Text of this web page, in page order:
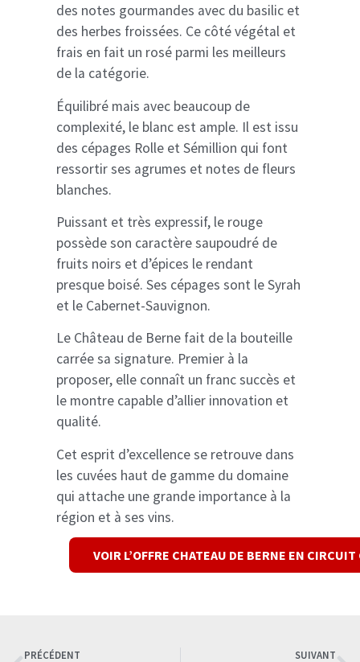
des notes gourmandes avec du basilic et
des herbes froissées. Ce côté végétal et
frais en fait un rosé parmi les meilleurs
de la catégorie.
Équilibré mais avec beaucoup de
complexité, le blanc est ample. Il est issu
des cépages Rolle et Sémillion qui font
ressortir ses agrumes et notes de fleurs
blanches.
Puissant et très expressif, le rouge
possède son caractère saupoudré de
fruits noirs et d’épices le rendant
presque boisé. Ses cépages sont le Syrah
et le Cabernet-Sauvignon.
Le Château de Berne fait de la bouteille
carrée sa signature. Premier à la
proposer, elle connaît un franc succès et
le montre capable d’allier innovation et
qualité.
Cet esprit d’excellence se retrouve dans
les cuvées haut de gamme du domaine
qui attache une grande importance à la
région et à ses vins.
VOIR L’OFFRE CHATEAU DE BERNE EN
PRÉCÉDENT SUIVANT